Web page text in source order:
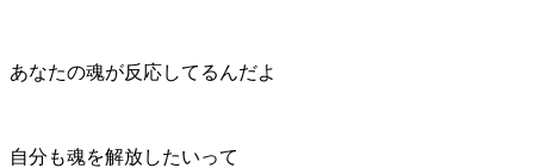
あなたの魂が反応してるんだよ
自分も魂を解放したいって